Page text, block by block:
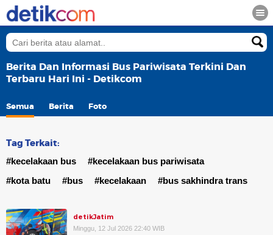
Berita Dan Informasi Bus Pariwisata Terkini Dan
Terbaru Hari Ini - Detikcom
Semua Berita Foto
Tag Terkait:
#kecelakaan bus
#kecelakaan bus pariwisata
#kota batu
#bus #kecelakaan #bus sakhindra trans
detikJatim
Minggu, 12 Jul 2026 22:40 WIB